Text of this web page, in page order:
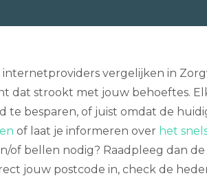
vergelijken in
dat strookt met jouw behoeftes.
te besparen, of juist omdat de
of laat je informeren over het
of bellen nodig? Raadpleeg dan de
jouw postcode in, check de